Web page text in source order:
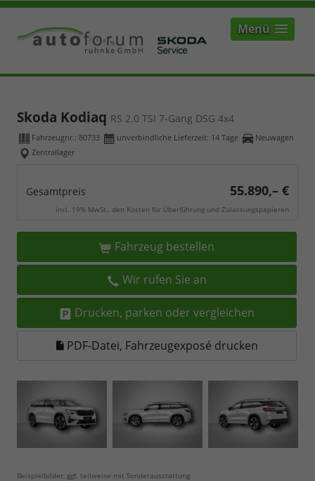
Menü
Skoda Kodiaq RS 2.0 TSI 7-Gang DSG 4x4
Fahrzeugnr.: 80733 unverbindliche Lieferzeit: 14 Tage
Neuwagen
Zentrallager
Gesamtpreis 55.890,– €
incl. 19% MwSt., den Kosten für Überführung und Zulassungspapieren
Fahrzeug bestellen
Wir rufen Sie an
Drucken, parken oder vergleichen
PDF-Datei, Fahrzeugexposé drucken
Beispielbilder, ggf. teilweise mit Sonderausstattung